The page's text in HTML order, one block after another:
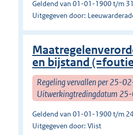
Geldend van 01-01-1900 t/m
Uitgegeven door:
en bijstand
Regeling vervallen per 25-
Uitwerkingtredingdatum
Geldend van 01-01-1900 t/m
Uitgegeven door: Vlist